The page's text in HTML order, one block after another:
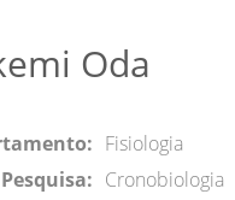
Oda
Fisiologia
Cronobiologia